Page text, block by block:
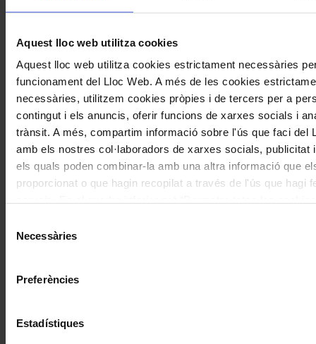
Aquest lloc web utilitza cookies
Aquest lloc web utilitza cookies estrictament necessàries
funcionament del Lloc Web. A més de les cookies
necessàries, utilitzem cookies pròpies i de tercers per a
contingut i els anuncis, oferir funcions de xarxes socials i
trànsit. A més, compartim informació sobre l'ús que faci del
amb els nostres col·laboradors de xarxes socials, publicitat
els quals poden combinar-la amb una altra informació que
proporcionat o que hagin recopilat a través de l'ús que hagi
"Permetre la selecció". Si vol més informació visiti la nostra
Necessàries
Preferències
Estadístiques
Correu electrònic*
Navegar
per
les
articles
de
Actualitat
També et pot interessar
Concerts
voltatge